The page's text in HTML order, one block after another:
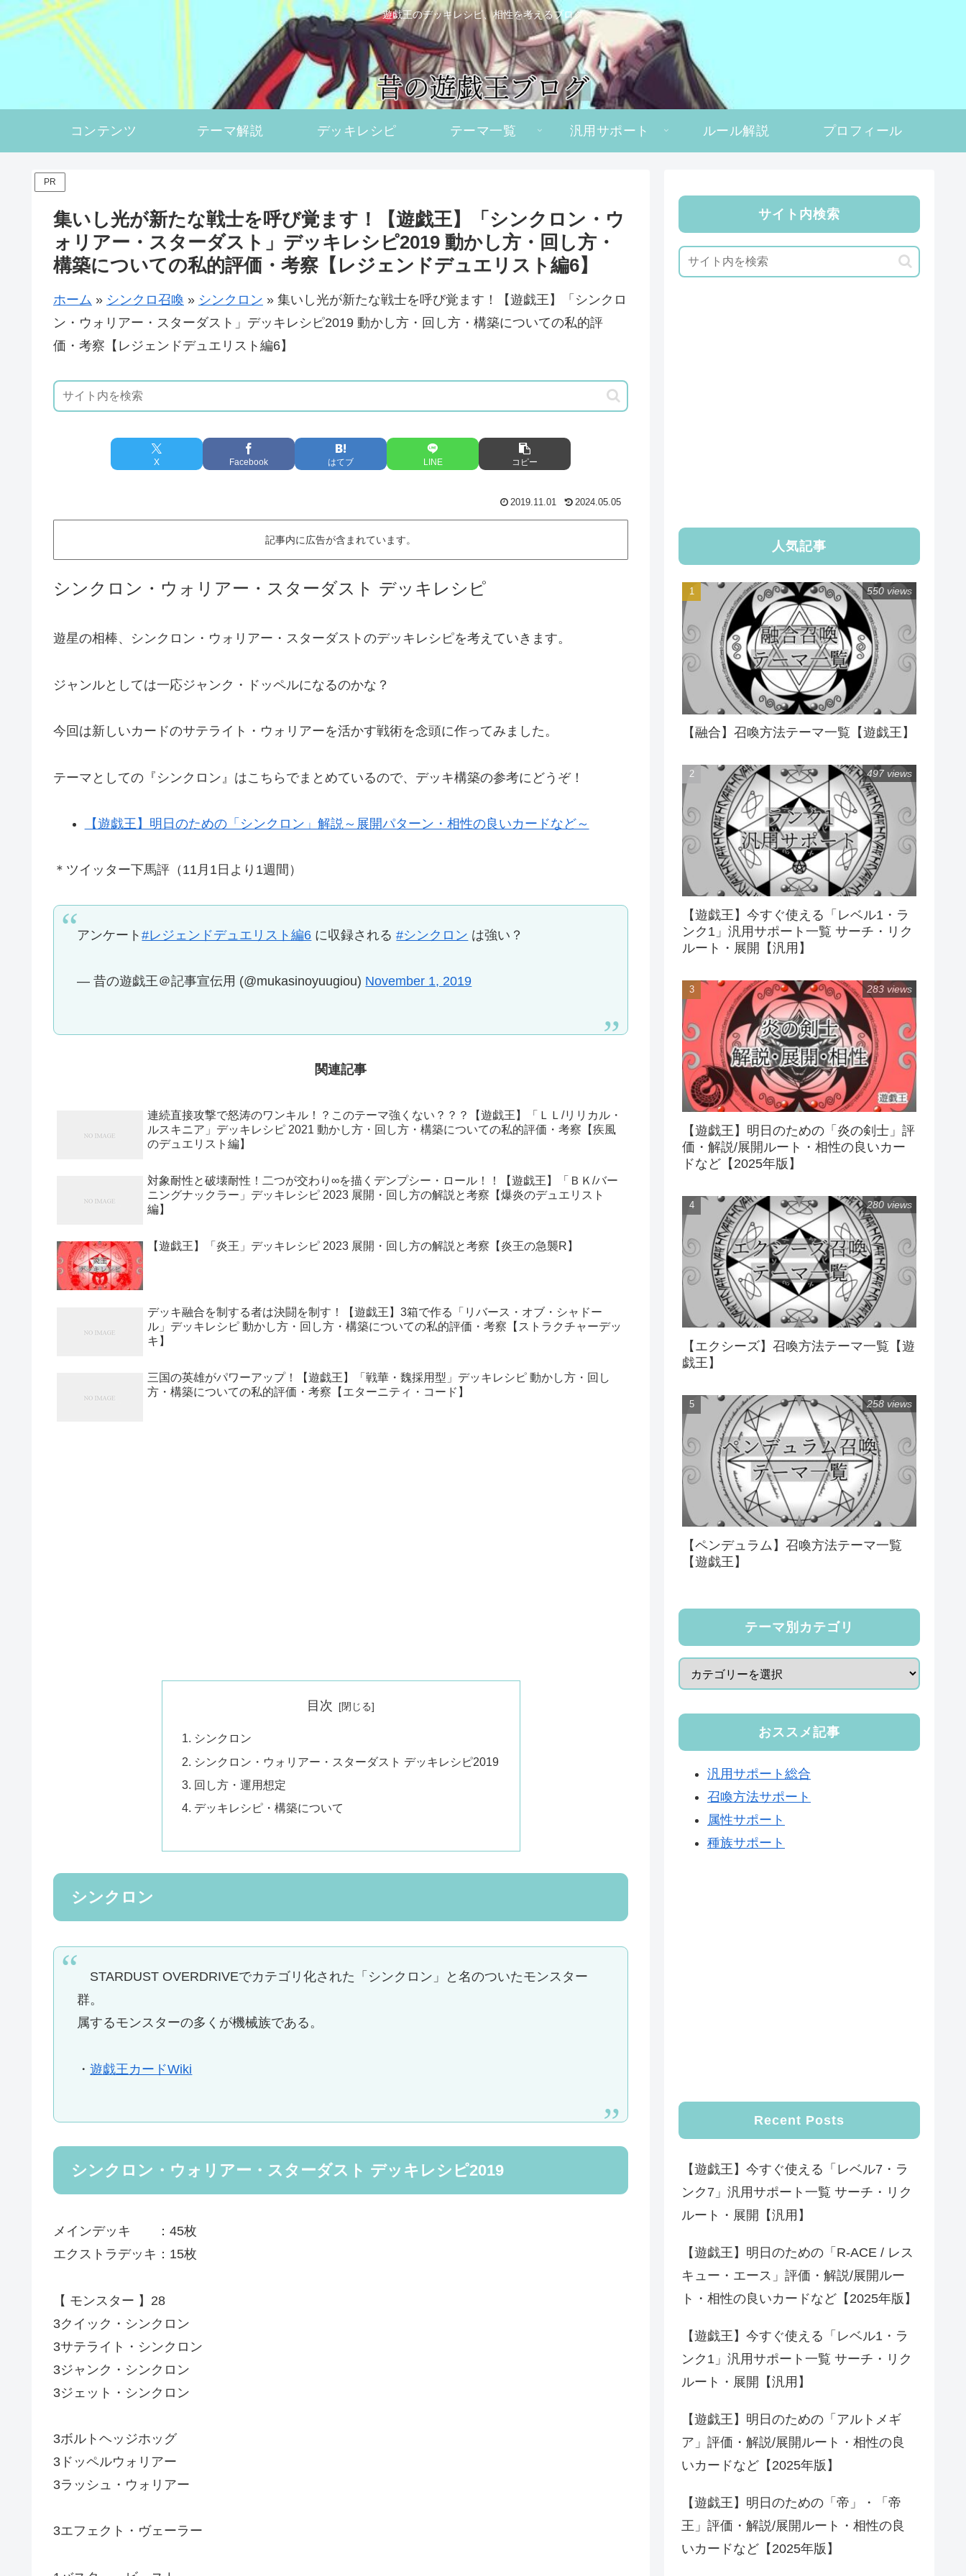
遊戯王のデッキレシピ、相性を考えるブログ
コンテンツ テーマ解説 デッキレシピ テーマ一覧 汎用サポート ルール解説 プロフィール
PR
集いし光が新たな戦士を呼び覚ます！【遊戯王】「シンクロン・ウ
ォリアー・スターダスト」デッキレシピ2019 動かし方・回し方・
構築についての私的評価・考察【レジェンドデュエリスト編6】
ホーム » シンクロ召喚 » シンクロン » 集いし光が新たな戦士を呼び覚ます！【遊戯王】「シンクロ
ン・ウォリアー・スターダスト」デッキレシピ2019 動かし方・回し方・構築についての私的評
価・考察【レジェンドデュエリスト編6】
X Facebook はてブ LINE コピー
2019.11.01 2024.05.05
記事内に広告が含まれています。
シンクロン・ウォリアー・スターダスト デッキレシピ
遊星の相棒、シンクロン・ウォリアー・スターダストのデッキレシピを考えていきます。
ジャンルとしては一応ジャンク・ドッペルになるのかな？
今回は新しいカードのサテライト・ウォリアーを活かす戦術を念頭に作ってみました。
テーマとしての『シンクロン』はこちらでまとめているので、デッキ構築の参考にどうぞ！
【遊戯王】明日のための「シンクロン」解説～展開パターン・相性の良いカードなど～
＊ツイッター下馬評（11月1日より1週間）
アンケート#レジェンドデュエリスト編6 に収録される#シンクロン は強い？
— 昔の遊戯王＠記事宣伝用 (@mukasinoyuugiou) November 1, 2019
関連記事
連続直接攻撃で怒涛のワンキル！？このテーマ強くない？？？【遊戯王】「ＬＬ/リリカル・
ルスキニア」デッキレシピ 2021 動かし方・回し方・構築についての私的評価・考察【疾風
のデュエリスト編】
対象耐性と破壊耐性！二つが交わり∞を描くデンプシー・ロール！！【遊戯王】「ＢＫ/バー
ニングナックラー」デッキレシピ 2023 展開・回し方の解説と考察【爆炎のデュエリスト
編】
【遊戯王】「炎王」デッキレシピ 2023 展開・回し方の解説と考察【炎王の急襲R】
デッキ融合を制する者は決闘を制す！【遊戯王】3箱で作る「リバース・オブ・シャドー
ル」デッキレシピ 動かし方・回し方・構築についての私的評価・考察【ストラクチャーデッ
キ】
三国の英雄がパワーアップ！【遊戯王】「戦華・魏採用型」デッキレシピ 動かし方・回し
方・構築についての私的評価・考察【エターニティ・コード】
目次
シンクロン
シンクロン・ウォリアー・スターダスト デッキレシピ2019
回し方・運用想定
デッキレシピ・構築について
シンクロン
STARDUST OVERDRIVEでカテゴリ化された「シンクロン」と名のついたモンスター
群。
属するモンスターの多くが機械族である。
・遊戯王カードWiki
シンクロン・ウォリアー・スターダスト デッキレシピ2019
メインデッキ ：45枚
エクストラデッキ：15枚
【 モンスター 】28
3クイック・シンクロン
3サテライト・シンクロン
3ジャンク・シンクロン
3ジェット・シンクロン
3ボルトヘッジホッグ
3ドッペルウォリアー
3ラッシュ・ウォリアー
3エフェクト・ヴェーラー
サイト内検索
人気記事
【融合】召喚方法テーマ一覧【遊戯王】
550 views
【遊戯王】今すぐ使える「レベル1・ラ
ンク1」汎用サポート一覧 サーチ・リク
ルート・展開【汎用】
497 views
【遊戯王】明日のための「炎の剣士」評
価・解説/展開ルート・相性の良いカー
ドなど【2025年版】
283 views
【エクシーズ】召喚方法テーマ一覧【遊
戯王】
280 views
【ペンデュラム】召喚方法テーマ一覧
【遊戯王】
258 views
テーマ別カテゴリ
おススメ記事
汎用サポート総合
召喚方法サポート
属性サポート
種族サポート
Recent Posts
【遊戯王】今すぐ使える「レベル7・ラ
ンク7」汎用サポート一覧 サーチ・リク
ルート・展開【汎用】
【遊戯王】明日のための「R-ACE / レス
キュー・エース」評価・解説/展開ルー
ト・相性の良いカードなど【2025年版】
【遊戯王】今すぐ使える「レベル1・ラ
ンク1」汎用サポート一覧 サーチ・リク
ルート・展開【汎用】
【遊戯王】明日のための「アルトメギ
ア」評価・解説/展開ルート・相性の良
いカードなど【2025年版】
【遊戯王】明日のための「帝」・「帝
王」評価・解説/展開ルート・相性の良
いカードなど【2025年版】